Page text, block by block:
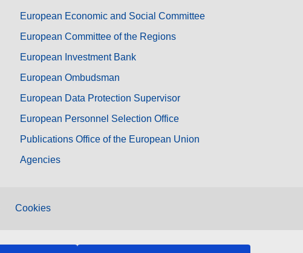
European Economic and Social Committee
European Committee of the Regions
European Investment Bank
European Ombudsman
European Data Protection Supervisor
European Personnel Selection Office
Publications Office of the European Union
Agencies
Cookies